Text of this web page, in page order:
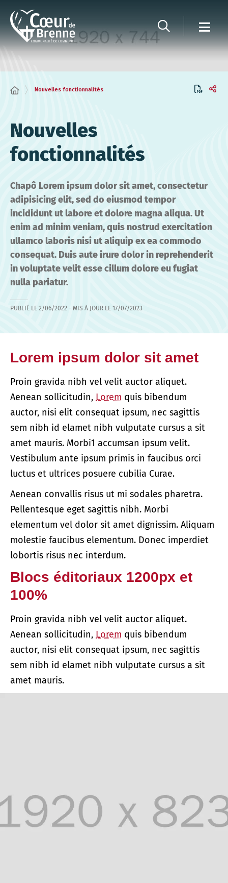
Nouvelles fonctionnalités
Nouvelles
fonctionnalités
Chapô Lorem ipsum dolor sit amet, consectetur
adipisicing elit, sed do eiusmod tempor
incididunt ut labore et dolore magna aliqua. Ut
enim ad minim veniam, quis nostrud exercitation
ullamco laboris nisi ut aliquip ex ea commodo
consequat. Duis aute irure dolor in reprehenderit
in voluptate velit esse cillum dolore eu fugiat
nulla pariatur.
PUBLIÉ LE 2/06/2022 - MIS À JOUR LE 17/07/2023
Lorem ipsum dolor sit amet
Proin gravida nibh vel velit auctor aliquet.
Aenean sollicitudin, Lorem quis bibendum
auctor, nisi elit consequat ipsum, nec sagittis
sem nibh id elamet nibh vulputate cursus a sit
amet mauris. Morbi1 accumsan ipsum velit.
Vestibulum ante ipsum primis in faucibus orci
luctus et ultrices posuere cubilia Curae.
Aenean convallis risus ut mi sodales pharetra.
Pellentesque eget sagittis nibh. Morbi
elementum vel dolor sit amet dignissim. Aliquam
molestie faucibus elementum. Donec imperdiet
lobortis risus nec interdum.
Blocs éditoriaux 1200px et
100%
Proin gravida nibh vel velit auctor aliquet.
Aenean sollicitudin, Lorem quis bibendum
auctor, nisi elit consequat ipsum, nec sagittis
sem nibh id elamet nibh vulputate cursus a sit
amet mauris.